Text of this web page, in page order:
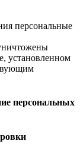
персональные
установленном
персональных